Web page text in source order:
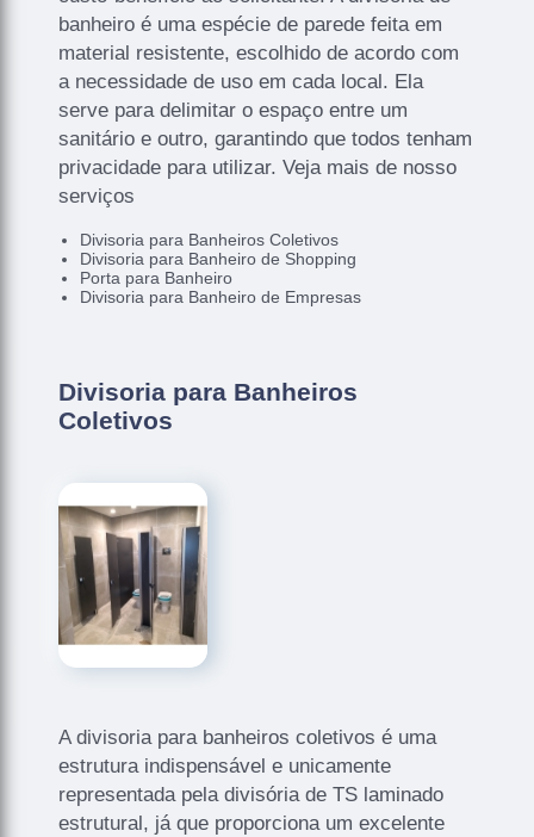
banheiro é uma espécie de parede feita em
material resistente, escolhido de acordo com
a necessidade de uso em cada local. Ela
serve para delimitar o espaço entre um
sanitário e outro, garantindo que todos tenham
privacidade para utilizar. Veja mais de nosso
serviços
Divisoria para Banheiros Coletivos
Divisoria para Banheiro de Shopping
Porta para Banheiro
Divisoria para Banheiro de Empresas
Divisoria para Banheiros
Coletivos
A divisoria para banheiros coletivos é uma
estrutura indispensável e unicamente
representada pela divisória de TS laminado
estrutural, já que proporciona um excelente